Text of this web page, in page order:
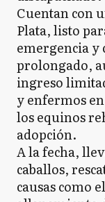
Cuentan con
Plata, listo
emergencia y
prolongado,
ingreso
y enfermos
los equinos
adopción.
A la fecha,
caballos,
causas como